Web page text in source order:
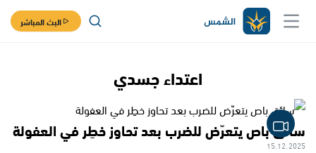
البث المباشر
اعتداء جسدي
سائق باص يتعرّض للضرب بعد تحاوز خطِر في العفولة
15.12.2025